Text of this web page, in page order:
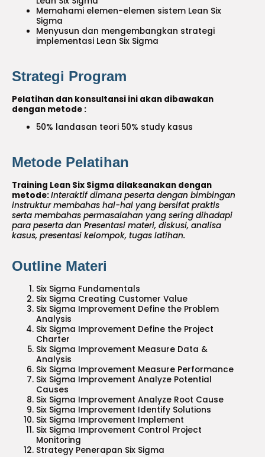
Memahami elemen-elemen sistem Lean Six
Sigma
Menyusun dan mengembangkan strategi
implementasi Lean Six Sigma
Strategi Program
Pelatihan dan konsultansi ini akan dibawakan
dengan metode :
50% landasan teori 50% study kasus
Metode Pelatihan
Training Lean Six Sigma dilaksanakan dengan
metode:Interaktif dimana peserta dengan bimbingan
instruktur membahas hal-hal yang bersifat praktis
serta membahas permasalahan yang sering dihadapi
para peserta dan Presentasi materi, diskusi, analisa
kasus, presentasi kelompok, tugas latihan.
Outline Materi
Six Sigma Fundamentals
Six Sigma Creating Customer Value
Six Sigma Improvement Define the Problem
Analysis
Six Sigma Improvement Define the Project
Charter
Six Sigma Improvement Measure Data &
Analysis
Six Sigma Improvement Measure Performance
Six Sigma Improvement Analyze Potential
Causes
Six Sigma Improvement Analyze Root Cause
Six Sigma Improvement Identify Solutions
Six Sigma Improvement Implement
Six Sigma Improvement Control Project
Monitoring
Strategy Penerapan Six Sigma